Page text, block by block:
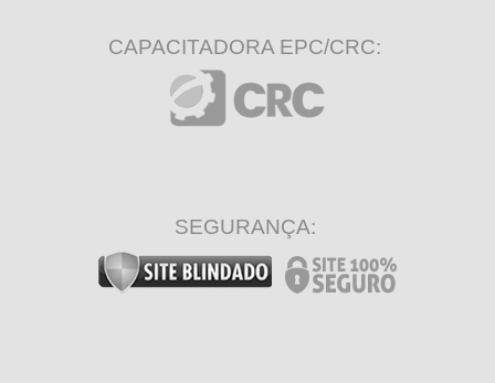
CAPACITADORA EPC/CRC:
SEGURANÇA: